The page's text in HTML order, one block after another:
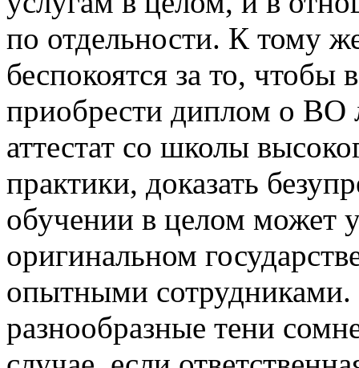
по отдельности. К тому
беспокоятся за то,
приобрести диплом о ВО
аттестат со школы
практики, доказать
обучении в целом может
оригинальном
опытными
разнообразные тени